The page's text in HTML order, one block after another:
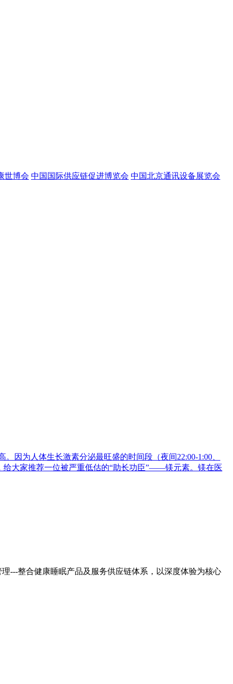
世博会 中国国际供应链促进博览会 中国北京通讯设备展览会
因为人体生长激素分泌最旺盛的时间段（夜间22:00-1:00、
给大家推荐一位被严重低估的“助长功臣”——镁元素。镁在医
---整合健康睡眠产品及服务供应链体系，以深度体验为核心